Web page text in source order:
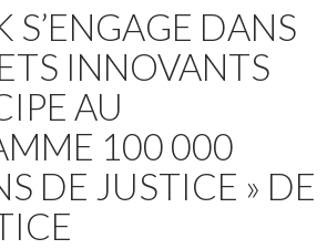
S’ENGAGE DANS
INNOVANTS
AU
100 000
DE JUSTICE » DE